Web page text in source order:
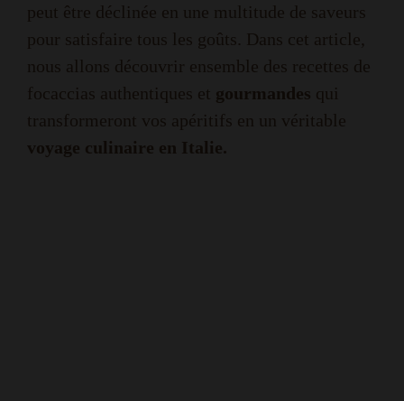
peut être déclinée en une multitude de saveurs
pour satisfaire tous les goûts. Dans cet article,
nous allons découvrir ensemble des recettes de
focaccias authentiques et gourmandes qui
transformeront vos apéritifs en un véritable
voyage culinaire en Italie.